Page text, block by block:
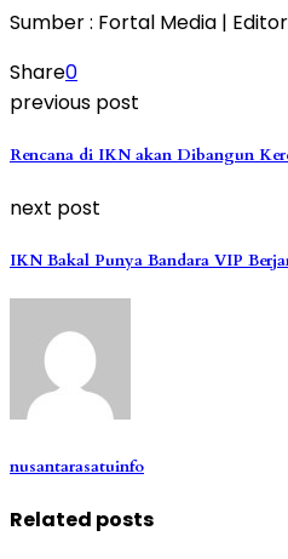
Sumber : Fortal Media | Editor
Share0
previous post
Rencana di IKN akan Dibangun
next post
IKN Bakal Punya Bandara VIP
nusantarasatuinfo
Related posts